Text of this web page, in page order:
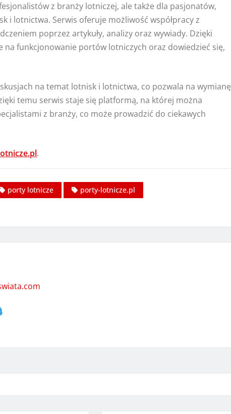
z branży lotniczej, ale także dla pasjonatów,
i lotnictwa. Serwis oferuje możliwość współpracy z
poprzez artykuły, analizy oraz wywiady. Dzięki
funkcjonowanie portów lotniczych oraz dowiedzieć się,
na temat lotnisk i lotnictwa, co pozwala na wymianę
temu serwis staje się platformą, na której można
z branży, co może prowadzić do ciekawych
.
porty lotnicze
porty-lotnicze.pl